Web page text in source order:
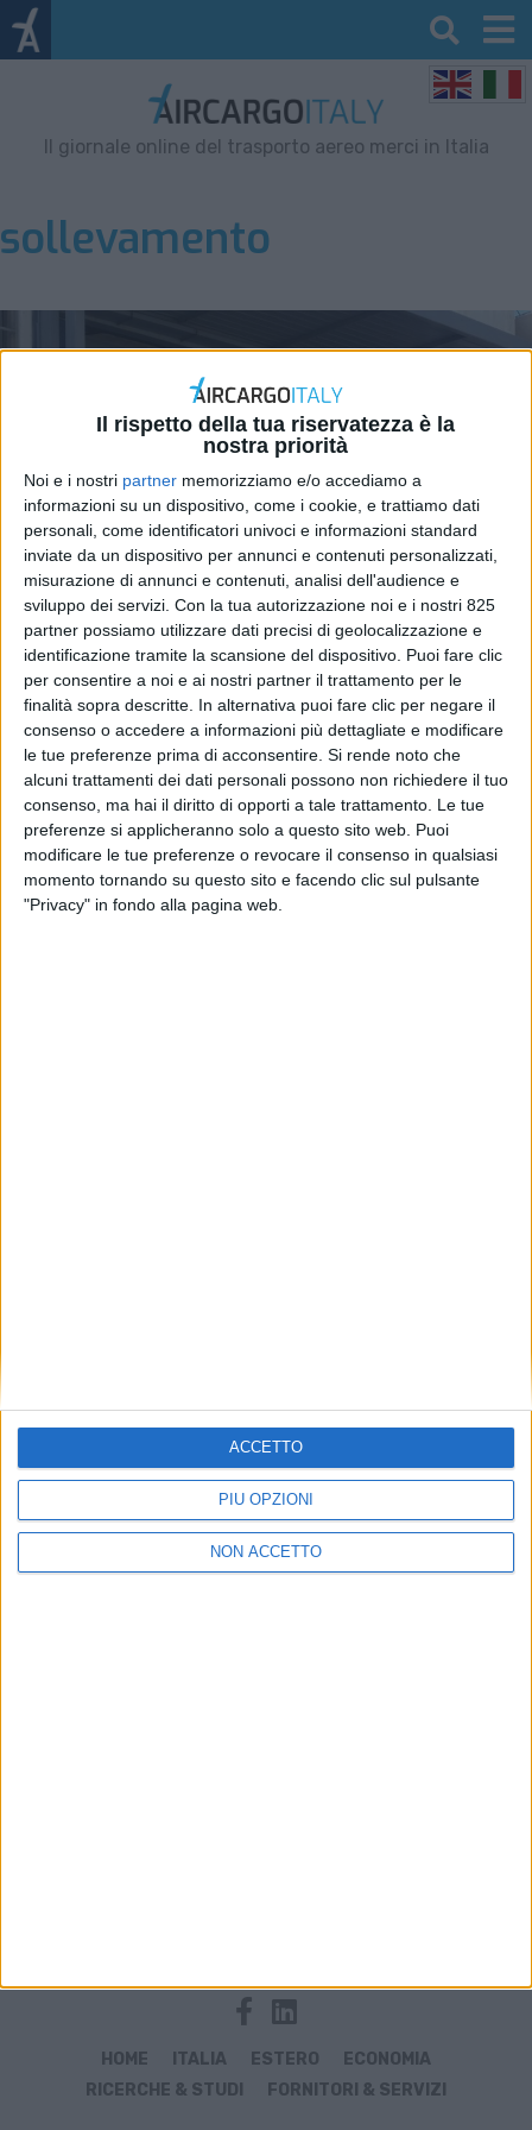
Il rispetto della tua riservatezza è la
nostra priorità
Noi e i nostri partner memorizziamo e/o accediamo a
informazioni su un dispositivo, come i cookie, e trattiamo dati
personali, come identificatori univoci e informazioni standard
inviate da un dispositivo per annunci e contenuti personalizzati,
misurazione di annunci e contenuti, analisi dell'audience e
sviluppo dei servizi. Con la tua autorizzazione noi e i nostri 825
partner possiamo utilizzare dati precisi di geolocalizzazione e
identificazione tramite la scansione del dispositivo. Puoi fare clic
per consentire a noi e ai nostri partner il trattamento per le
finalità sopra descritte. In alternativa puoi fare clic per negare il
consenso o accedere a informazioni più dettagliate e modificare
le tue preferenze prima di acconsentire. Si rende noto che
alcuni trattamenti dei dati personali possono non richiedere il tuo
consenso, ma hai il diritto di opporti a tale trattamento. Le tue
preferenze si applicheranno solo a questo sito web. Puoi
modificare le tue preferenze o revocare il consenso in qualsiasi
momento tornando su questo sito e facendo clic sul pulsante
"Privacy" in fondo alla pagina web.
PIÙ OPZIONI
NON ACCETTO
ACCETTO
Il giornale online del trasporto aereo merci in Italia
sollevamento
Movincar apre all’aeroporto di
Malpensa e cerca personale
ECONOMIA 26 APRILE 2018
HOME ITALIA ESTERO
ECONOMIA
RICERCHE & STUDI
FORNITORI & SERVIZI